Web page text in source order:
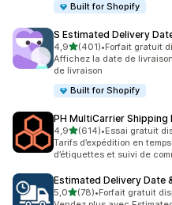
Built for Shopify
S Estimated Delivery
4,9étoile(s) sur 5
(401)
401 avis au total
•Forfait gratuit
Affichez la date de
de livraison
Built for Shopify
PH MultiCarrier Shipping
4,9étoile(s) sur 5
(614)
614 avis au total
•Essai gratuit
Tarifs d’expédition en
d’étiquettes et suivi de
Estimated Delivery Date
5,0étoile(s) sur 5
(78)
78 avis au total
•Forfait gratuit